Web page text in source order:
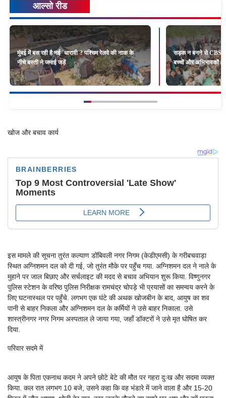
आल्सो रीड
मुंबई में बस रही है नई `धारावी`? पश्चिम रेलवे की नाक के
नीचे बस्ती ने जमाई जड़ें
सड़क न बनने से CBSE
बच्चों और अभिभावकों का
खोज और बचाव कार्य
इस मामले की सूचना तुरंत कल्याण डोंबिवली नगर निगम (केडीएमसी) के गरीबचवाड़ा
स्थित अग्निशमन दल को दी गई, जो तुरंत मौके पर पहुँच गया. अग्निशमन दल ने नाले के
मुहाने पर जाल बिछाए और सर्चलाइट की मदद से बचाव अभियान शुरू किया. विष्णुनगर
पुलिस स्टेशन के वरिष्ठ पुलिस निरीक्षक रामचंद्र चोपड़े भी प्रयासों का समन्वय करने के
लिए घटनास्थल पर पहुँचे. लगभग एक घंटे की अथक खोजबीन के बाद, आयुष का शव
पानी से बाहर निकला और अग्निशमन दल के कर्मियों ने उसे बाहर निकाला. उसे
शास्त्रीनगर नगर निगम अस्पताल ले जाया गया, जहाँ डॉक्टरों ने उसे मृत घोषित कर
दिया.
परिवार सदमे में
आयुष के पिता एकनाथ कदम ने अपने छोटे बेटे की मौत पर गहरा दुःख और सदमा व्यक्त
किया. कल रात लगभग 10 बजे, उसने कहा कि वह भंडारे में जाने वाला है और 15-20